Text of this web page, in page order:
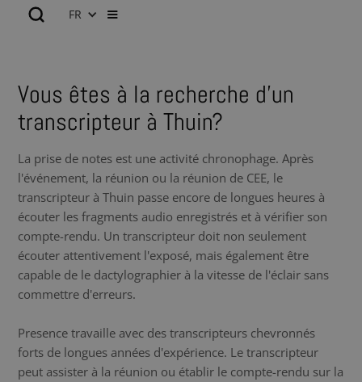
FR
Vous êtes à la recherche d’un
transcripteur à Thuin?
La prise de notes est une activité chronophage. Après
l'événement, la réunion ou la réunion de CEE, le
transcripteur à Thuin passe encore de longues heures à
écouter les fragments audio enregistrés et à vérifier son
compte-rendu. Un transcripteur doit non seulement
écouter attentivement l'exposé, mais également être
capable de le dactylographier à la vitesse de l'éclair sans
commettre d'erreurs.
Presence travaille avec des transcripteurs chevronnés
forts de longues années d'expérience. Le transcripteur
peut assister à la réunion ou établir le compte-rendu sur la